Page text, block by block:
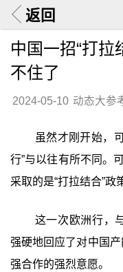
返回
中国一招“打拉
不住了
2024-05-10 动态大参
虽然才刚开始，
行”与以往有所不同。
采取的是“打拉结合”政
这一次欧洲行，
强硬地回应了对中国
强合作的强烈意愿。